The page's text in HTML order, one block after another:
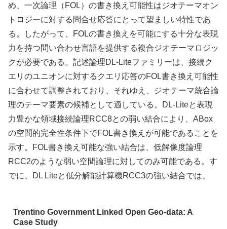
め、一次論理（FOL）の書き換え可能性はジオテーマオン
トロジーに対する問合せ応答にとって望ましい特性であ
る。したがって、FOLの書き換えを可能にする十分な表現
力を持つ問い合わせ言語を提供する複合ジオテーマロジッ
クが必要である。記述論理DL-Liteファミリーは、接続ク
エリのユニオンに対するクエリ応答のFOL書き換え可能性
に合わせて調整されており、それゆえ、ジオテーマ統合論
理のテーマ要素の候補として適している。DL-Liteと表現
力豊かな領域接続論理RCC8との弱い結合により、ABox
の空間的完全性条件下でFOL書き換えが可能であることを
示す。FOL書き換え可能な強い結合は、低解像度論理
RCC2のような弱い空間論理に対してのみ可能である。す
でに、DL Liteと低分解能計算機RCC3の強い結合では、
Trentino Government Linked Open Geo-data: A
Case Study